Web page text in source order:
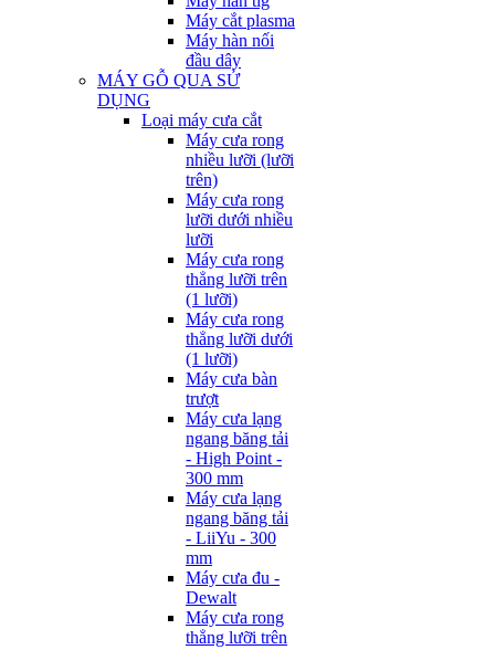
Máy cắt plasma
Máy hàn nối
đầu dây
MÁY GỖ QUA SỬ
DỤNG
Loại máy cưa cắt
Máy cưa rong
nhiều lưỡi (lưỡi
trên)
Máy cưa rong
lưỡi dưới nhiều
lưỡi
Máy cưa rong
thẳng lưỡi trên
(1 lưỡi)
Máy cưa rong
thẳng lưỡi dưới
(1 lưỡi)
Máy cưa bàn
trượt
Máy cưa lạng
ngang băng tải
- High Point -
300 mm
Máy cưa lạng
ngang băng tải
- LiiYu - 300
mm
Máy cưa đu -
Dewalt
Máy cưa rong
thẳng lưỡi trên